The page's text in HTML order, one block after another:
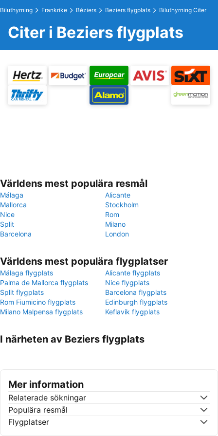
Biluthyrning Frankrike Béziers Beziers flygplats Biluthyrning Citer
Citer i Beziers flygplats
Världens mest populära resmål
Málaga
Alicante
Mallorca
Stockholm
Nice
Rom
Split
Milano
Barcelona
London
Världens mest populära flygplatser
Málaga flygplats
Alicante flygplats
Palma de Mallorca flygplats
Nice flygplats
Split flygplats
Barcelona flygplats
Rom Fiumicino flygplats
Edinburgh flygplats
Milano Malpensa flygplats
Keflavík flygplats
I närheten av Beziers flygplats
Mer information
Relaterade sökningar
Populära resmål
Flygplatser